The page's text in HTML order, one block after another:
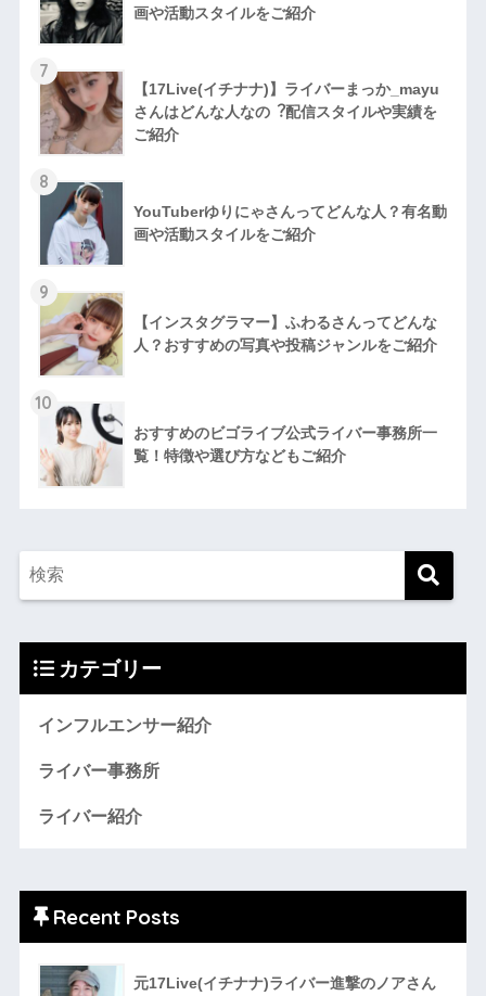
画や活動スタイルをご紹介
7
【17Live(イチナナ)】ライバーまっか_mayu
さんはどんな人なの︖配信スタイルや実績を
ご紹介
8
YouTuberゆりにゃさんってどんな⼈？有名動
画や活動スタイルをご紹介
9
【インスタグラマー】ふわるさんってどんな
人？おすすめの写真や投稿ジャンルをご紹介
10
おすすめのビゴライブ公式ライバー事務所一
覧！特徴や選び方などもご紹介
カテゴリー
インフルエンサー紹介
ライバー事務所
ライバー紹介
Recent Posts
元17Live(イチナナ)ライバー進撃のノアさん